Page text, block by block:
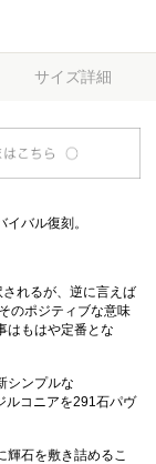
サイズ詳細
イバル復刻。
されるが、逆に言えば
のポジティブな意味
はもはや定番とな
シンプルな
ルコニアを291石パヴ
輝石を敷き詰めるこ